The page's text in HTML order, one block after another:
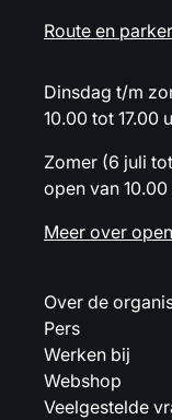
Route en
Dinsdag t/m
10.00 tot 17.00
Zomer (6 juli
open van 10.00
Meer over
Over de
Pers
Werken bij
Webshop
Veelgestelde